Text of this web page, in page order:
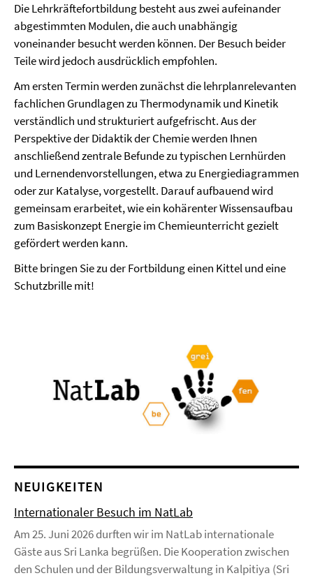
Die Lehrkräftefortbildung besteht aus zwei aufeinander
abgestimmten Modulen, die auch unabhängig
voneinander besucht werden können. Der Besuch beider
Teile wird jedoch ausdrücklich empfohlen.
Am ersten Termin werden zunächst die lehrplanrelevanten
fachlichen Grundlagen zu Thermodynamik und Kinetik
verständlich und strukturiert aufgefrischt. Aus der
Perspektive der Didaktik der Chemie werden Ihnen
anschließend zentrale Befunde zu typischen Lernhürden
und Lernendenvorstellungen, etwa zu Energiediagrammen
oder zur Katalyse, vorgestellt. Darauf aufbauend wird
gemeinsam erarbeitet, wie ein kohärenter Wissensaufbau
zum Basiskonzept Energie im Chemieunterricht gezielt
gefördert werden kann.
Bitte bringen Sie zu der Fortbildung einen Kittel und eine
Schutzbrille mit!
NEUIGKEITEN
Internationaler Besuch im NatLab
Am 25. Juni 2026 durften wir im NatLab internationale
Gäste aus Sri Lanka begrüßen. Die Kooperation zwischen
den Schulen und der Bildungsverwaltung in Kalpitiya (Sri